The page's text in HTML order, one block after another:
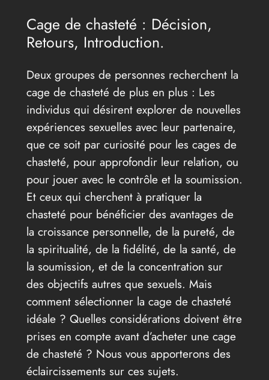
Cage de chasteté : Décision,
Retours, Introduction.
Deux groupes de personnes recherchent la
cage de chasteté de plus en plus : Les
individus qui désirent explorer de nouvelles
expériences sexuelles avec leur partenaire,
que ce soit par curiosité pour les cages de
chasteté, pour approfondir leur relation, ou
pour jouer avec le contrôle et la soumission.
Et ceux qui cherchent à pratiquer la
chasteté pour bénéficier des avantages de
la croissance personnelle, de la pureté, de
la spiritualité, de la fidélité, de la santé, de
la soumission, et de la concentration sur
des objectifs autres que sexuels. Mais
comment sélectionner la cage de chasteté
idéale ? Quelles considérations doivent être
prises en compte avant d’acheter une cage
de chasteté ? Nous vous apporterons des
éclaircissements sur ces sujets.